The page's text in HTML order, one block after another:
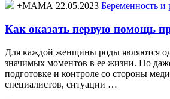
+МАМА 22.05.2023 Беременность и
Как оказать первую помощь
Для каждой женщины роды являются
значимых моментов в ее жизни. Но
подготовке и контроле со стороны
специалистов, ситуации …